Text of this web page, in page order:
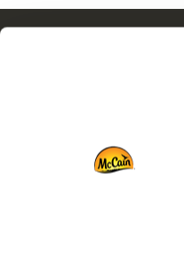
Inspiration
Téléchargements